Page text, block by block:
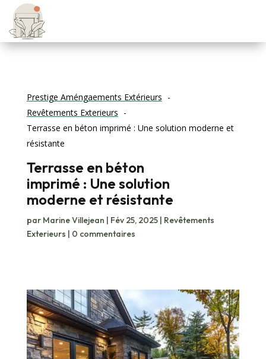
Prestige Améngaements Extérieurs
Revêtements Exterieurs
Terrasse en béton imprimé : Une solution moderne et
résistante
Terrasse en béton
imprimé : Une solution
moderne et résistante
par Marine Villejean | Fév 25, 2025| Revêtements
Exterieurs | 0 commentaires